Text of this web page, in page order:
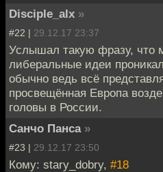
Disciple_alx »
#22 | 29.12.17 23:37
Услышал такую фразу, что
либеральные идеи
обычно ведь всё
просвещённая Европа
головы в России.
Санчо Панса »
#23 | 29.12.17 23:50
Кому: stary_dobry, #18